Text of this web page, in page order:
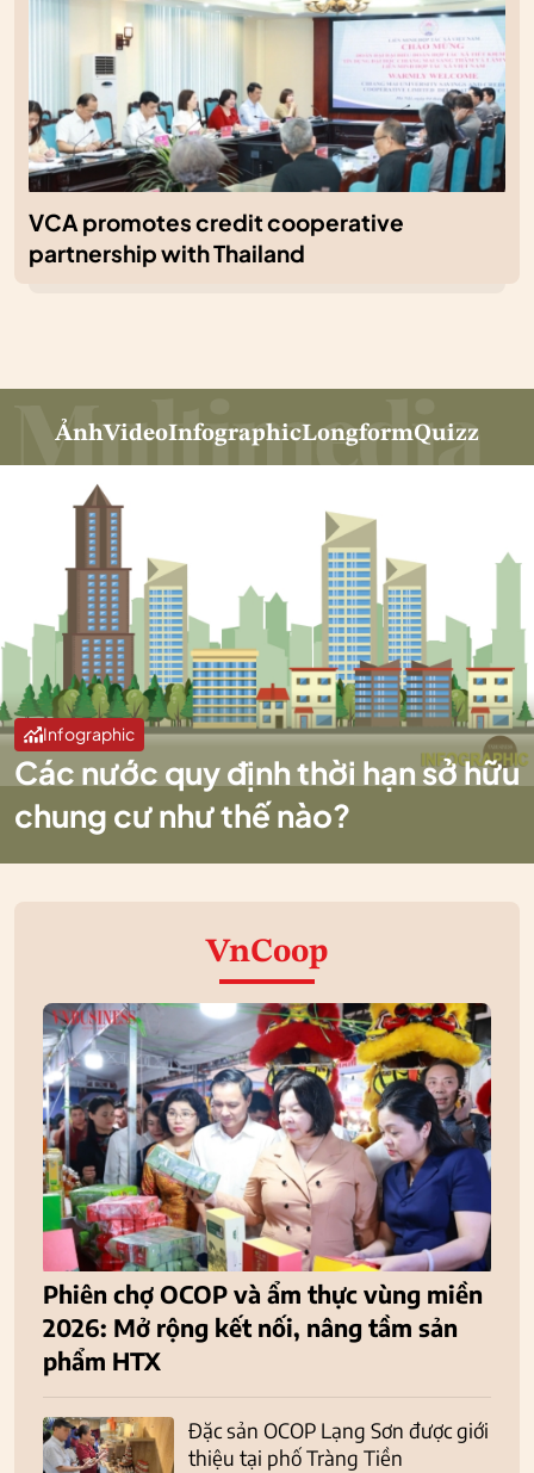
VCA promotes credit cooperative
partnership with Thailand
ẢnhVideoInfographicLongformQuizz
Infographic
Các nước quy định thời hạn sở hữu
chung cư như thế nào?
VnCoop
Phiên chợ OCOP và ẩm thực vùng miền
2026: Mở rộng kết nối, nâng tầm sản
phẩm HTX
Đặc sản OCOP Lạng Sơn được giới
thiệu tại phố Tràng Tiền